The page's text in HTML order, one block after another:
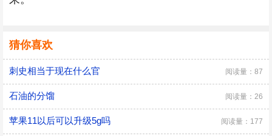
猜你喜欢
刺史相当于现在什么官 阅读量：87
石油的分馏 阅读量：26
苹果11以后可以升级5g吗 阅读量：177